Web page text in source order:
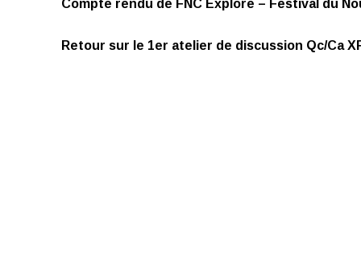
Compte rendu de FNC Explore – Festival du
Retour sur le 1er atelier de discussion Qc/Ca